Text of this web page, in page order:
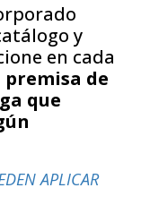
y
en cada
de
que
APLICAR